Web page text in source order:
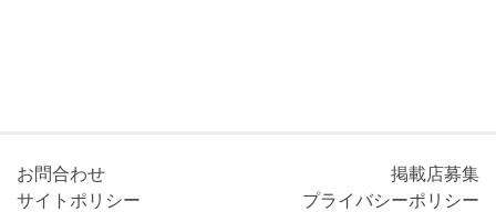
お問合わせ
掲載店募集
サイトポリシー
プライバシーポリシー